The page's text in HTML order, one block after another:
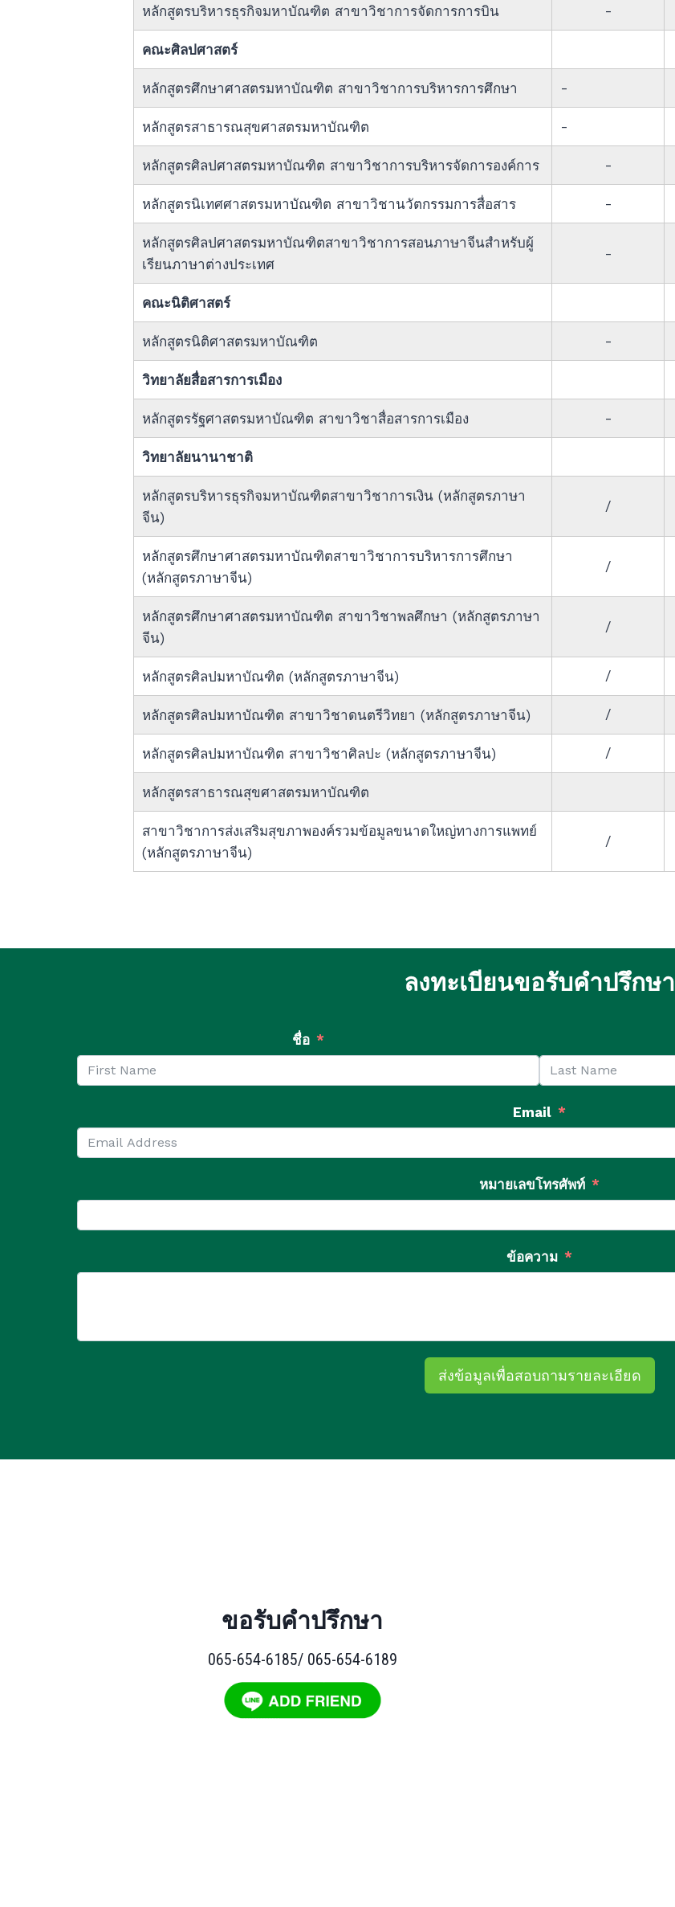
หลักสูตรบริหารธุรกิจมหาบัณฑิต สาขาวิชาการจัดการการบิน -
คณะศิลปศาสตร์
หลักสูตรศึกษาศาสตรมหาบัณฑิต สาขาวิชาการบริหารการศึกษา -
หลักสูตรสาธารณสุขศาสตรมหาบัณฑิต -
หลักสูตรศิลปศาสตรมหาบัณฑิต สาขาวิชาการบริหารจัดการองค์การ -
หลักสูตรนิเทศศาสตรมหาบัณฑิต สาขาวิชานวัตกรรมการสื่อสาร -
หลักสูตรศิลปศาสตรมหาบัณฑิตสาขาวิชาการสอนภาษาจีนสำหรับผู้
เรียนภาษาต่างประเทศ
-
คณะนิติศาสตร์
หลักสูตรนิติศาสตรมหาบัณฑิต -
วิทยาลัยสื่อสารการเมือง
หลักสูตรรัฐศาสตรมหาบัณฑิต สาขาวิชาสื่อสารการเมือง -
วิทยาลัยนานาชาติ
หลักสูตรบริหารธุรกิจมหาบัณฑิตสาขาวิชาการเงิน (หลักสูตรภาษา
จีน)
/
หลักสูตรศึกษาศาสตรมหาบัณฑิตสาขาวิชาการบริหารการศึกษา
(หลักสูตรภาษาจีน)
/
หลักสูตรศึกษาศาสตรมหาบัณฑิต สาขาวิชาพลศึกษา (หลักสูตรภาษา
จีน)
/
หลักสูตรศิลปมหาบัณฑิต (หลักสูตรภาษาจีน) /
หลักสูตรศิลปมหาบัณฑิต สาขาวิชาดนตรีวิทยา (หลักสูตรภาษาจีน) /
หลักสูตรศิลปมหาบัณฑิต สาขาวิชาศิลปะ (หลักสูตรภาษาจีน) /
หลักสูตรสาธารณสุขศาสตรมหาบัณฑิต
สาขาวิชาการส่งเสริมสุขภาพองค์รวมข้อมูลขนาดใหญ่ทางการแพทย์
(หลักสูตรภาษาจีน)
/
ลงทะเบียนขอรับคำปรึกษา
ชื่อ
Email
หมายเลขโทรศัพท์
ข้อความ
ส่งข้อมูลเพื่อสอบถามรายละเอียด
ขอรับคำปรึกษา
065-654-6185/ 065-654-6189